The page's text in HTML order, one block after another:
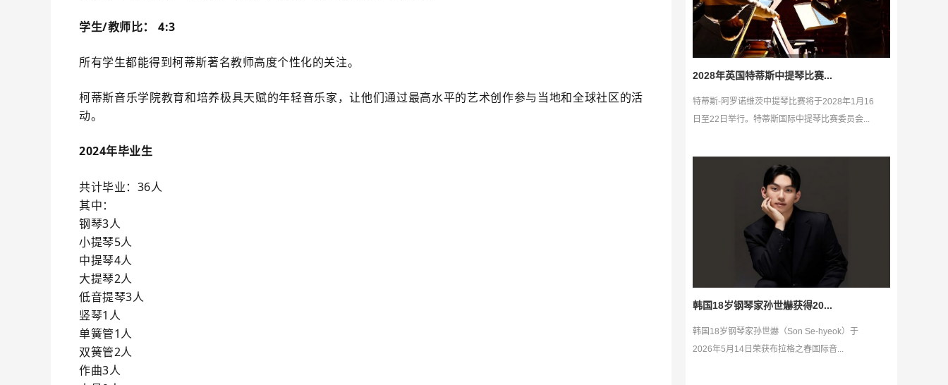
学生/教师比：4:3
所有学生都能得到柯蒂斯著名教师高度个性化的关注。
柯蒂斯音乐学院教育和培养极具天赋的年轻音乐家，让他们通过最高水平的艺术创作参与当地和全球社区的活
动。
2024年毕业生
共计毕业：36人
其中：
钢琴3人
小提琴5人
中提琴4人
大提琴2人
低音提琴3人
竖琴1人
单簧管1人
双簧管2人
作曲3人
2028年英国特蒂斯中提琴比赛...
特蒂斯-阿罗诺维茨中提琴比赛将于2028年1月16
日至22日举行。特蒂斯国际中提琴比赛委员会...
韩国18岁钢琴家孙世爀获得20...
韩国18岁钢琴家孙世爀（Son Se-hyeok）于
2026年5月14日荣获布拉格之春国际音...